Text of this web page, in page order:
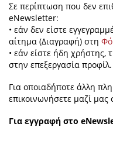
Σε περίπτωση που δεν
eNewsletter:
• εάν δεν είστε
αίτημα (Διαγραφή) στη
• εάν είστε ήδη χρήστης,
στην επεξεργασία προφίλ.
Για οποιαδήποτε άλλη
επικοινωνήσετε μαζί μας
Για εγγραφή στο